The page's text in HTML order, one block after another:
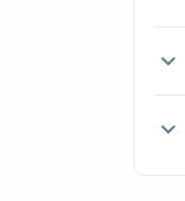
expand_more
expand_more